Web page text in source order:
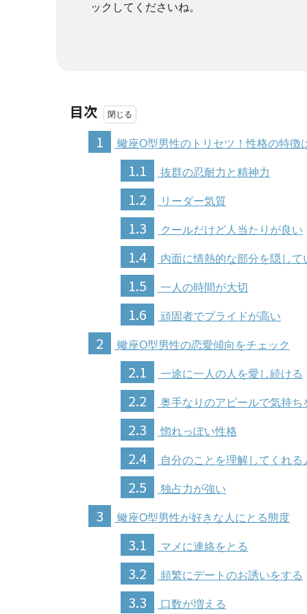
ックしてくださいね。
目次
1
蠍座O型男性のトリセツ！性格の特徴
1.1 抜群の忍耐力と精神力
1.2 リーダー気質
1.3 クールだけど人当たりが良い
1.4 内面に情熱的な部分を隠して
1.5 一人の時間が大切
1.6 頑固者でプライドが高い
2 蠍座O型男性の恋愛傾向をチェック
2.1 一途に一人の人を愛し続ける
2.2 奥手なりのアピールで気持ち
2.3 惚れっぽい性格
2.4 自分のことを理解してくれる
2.5 独占力が強い
3 蠍座O型男性が好きな人にとる態度
3.1 マメに連絡をとる
3.2 頻繁にデートのお誘いをする
3.3 口数が増える